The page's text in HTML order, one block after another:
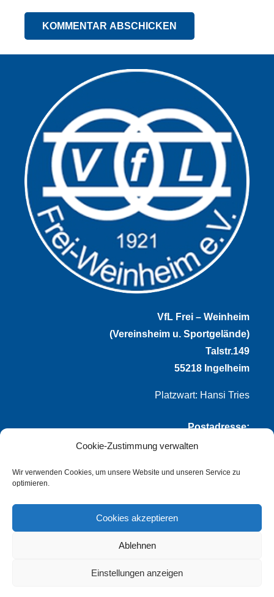
Cookie-Zustimmung verwalten
Wir verwenden Cookies, um unsere Website und unseren Service zu
optimieren.
Cookies akzeptieren
Ablehnen
Einstellungen anzeigen
KOMMENTAR ABSCHICKEN
VfL Frei – Weinheim
(Vereinsheim u. Sportgelände)
Talstr.149
55218 Ingelheim
Platzwart: Hansi Tries
Postadresse:
VfL Frei-Weinheim 1921 e.V.
Thomas Winternheimer
Talstr. 149
55218 Ingelheim
dozo-design Impressum